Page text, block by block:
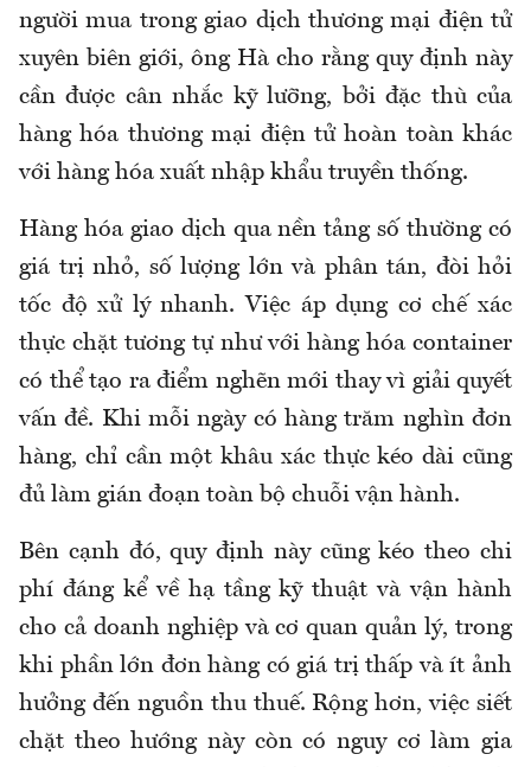
người mua trong giao dịch thương mại điện tử
xuyên biên giới, ông Hà cho rằng quy định này
cần được cân nhắc kỹ lưỡng, bởi đặc thù của
hàng hóa thương mại điện tử hoàn toàn khác
với hàng hóa xuất nhập khẩu truyền thống.
Hàng hóa giao dịch qua nền tảng số thường có
giá trị nhỏ, số lượng lớn và phân tán, đòi hỏi
tốc độ xử lý nhanh. Việc áp dụng cơ chế xác
thực chặt tương tự như với hàng hóa container
có thể tạo ra điểm nghẽn mới thay vì giải quyết
vấn đề. Khi mỗi ngày có hàng trăm nghìn đơn
hàng, chỉ cần một khâu xác thực kéo dài cũng
đủ làm gián đoạn toàn bộ chuỗi vận hành.
Bên cạnh đó, quy định này cũng kéo theo chi
phí đáng kể về hạ tầng kỹ thuật và vận hành
cho cả doanh nghiệp và cơ quan quản lý, trong
khi phần lớn đơn hàng có giá trị thấp và ít ảnh
hưởng đến nguồn thu thuế. Rộng hơn, việc siết
chặt theo hướng này còn có nguy cơ làm gia